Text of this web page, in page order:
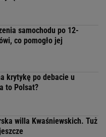
samochodu po 12-
co pomogło jej
krytykę po debacie u
to Polsat?
willa Kwaśniewskich. Tuż